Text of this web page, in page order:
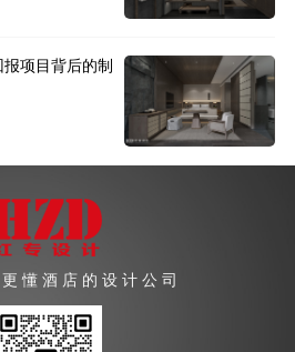
项目背后的制
懂酒店的设计公司